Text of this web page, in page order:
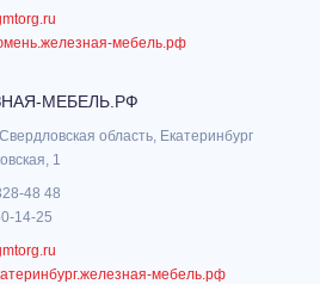
мебель.рф
МЕБЕЛЬ.РФ
область, Екатеринбург
1
48 48
14-25
мебель.рф